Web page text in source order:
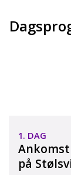
1. DAG
på